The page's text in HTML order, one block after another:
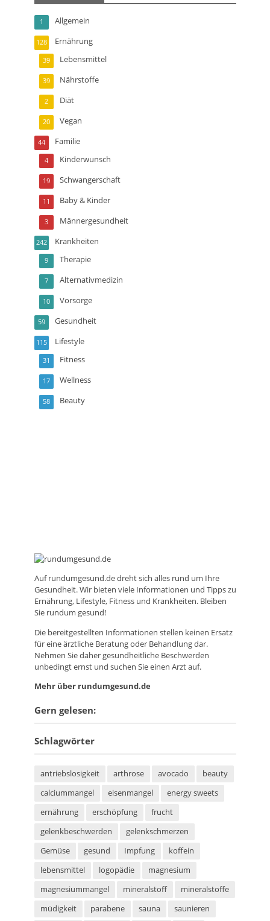
Allgemein
1
Ernährung
128
Lebensmittel
39
Nährstoffe
39
Diät
2
Vegan
20
Familie
44
Kinderwunsch
4
Schwangerschaft
19
Baby & Kinder
11
Männergesundheit
3
Krankheiten
242
Therapie
9
Alternativmedizin
7
Vorsorge
10
Gesundheit
59
Lifestyle
115
Fitness
31
Wellness
17
Beauty
58
Aufrundumgesund.dedreht sich alles rund um Ihre
Gesundheit. Wir bieten viele Informationen und Tipps zu
Ernährung, Lifestyle, Fitness und Krankheiten. Bleiben
Sie rundum gesund!
Die bereitgestellten Informationen stellen keinen Ersatz
für eine ärztliche Beratung oder Behandlung dar.
Nehmen Sie daher gesundheitliche Beschwerden
unbedingt ernst und suchen Sie einen Arzt auf.
Mehr über rundumgesund.de
Gern gelesen:
Schlagwörter
antriebslosigkeit arthrose avocado
beauty
calciummangel
eisenmangel
energy sweets
ernährung
erschöpfung
frucht
gelenkbeschwerden
gelenkschmerzen
Gemüse
gesund Impfung
koffein
lebensmittel
logopädie
magnesium
magnesiummangel
mineralstoff
mineralstoffe
müdigkeit
parabene sauna saunieren